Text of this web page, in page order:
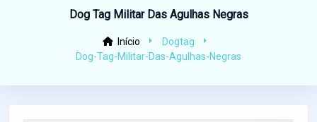
Dog Tag Militar Das Agulhas Negras
Início
Dogtag
Dog-Tag-Militar-Das-Agulhas-Negras